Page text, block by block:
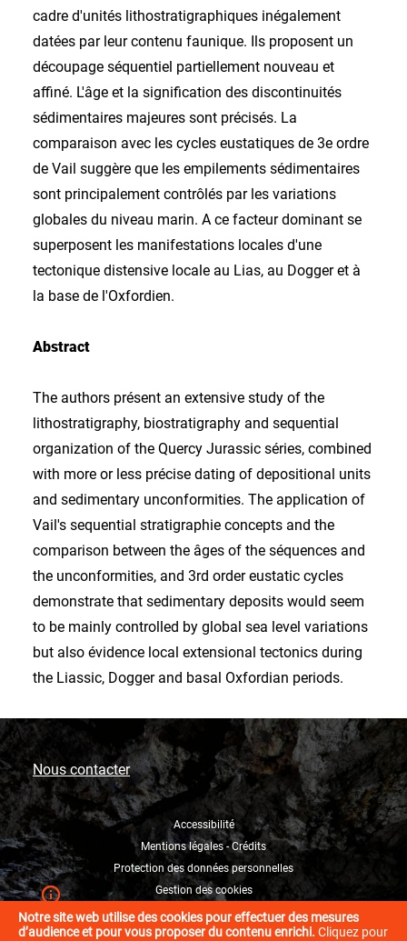
cadre d'unités lithostratigraphiques inégalement
datées par leur contenu faunique. Ils proposent un
découpage séquentiel partiellement nouveau et
affiné. L'âge et la signification des discontinuités
sédimentaires majeures sont précisés. La
comparaison avec les cycles eustatiques de 3e ordre
de Vail suggère que les empilements sédimentaires
sont principalement contrôlés par les variations
globales du niveau marin. A ce facteur dominant se
superposent les manifestations locales d'une
tectonique distensive locale au Lias, au Dogger et à
la base de l'Oxfordien.
Abstract
The authors présent an extensive study of the
lithostratigraphy, biostratigraphy and sequential
organization of the Quercy Jurassic séries, combined
with more or less précise dating of depositional units
and sedimentary unconformities. The application of
Vail's sequential stratigraphie concepts and the
comparison between the âges of the séquences and
the unconformities, and 3rd order eustatic cycles
demonstrate that sedimentary deposits would seem
to be mainly controlled by global sea level variations
but also évidence local extensional tectonics during
the Liassic, Dogger and basal Oxfordian periods.
Nous contacter
Accessibilité
Mentions légales - Crédits
Protection des données personnelles
Gestion des cookies
Notre site web utilise des cookies pour effectuer des mesures
d’audience et pour vous proposer du contenu enrichi. Cliquez pour